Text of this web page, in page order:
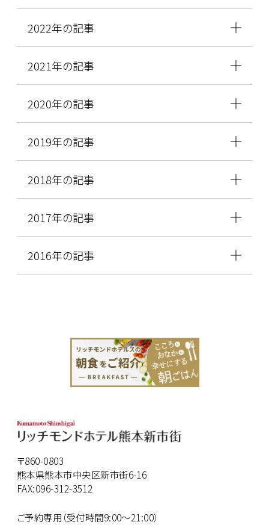
2022年の記事
2021年の記事
2020年の記事
2019年の記事
2018年の記事
2017年の記事
2016年の記事
〒860-0803
熊本県熊本市中央区新市街6-16
FAX:096-312-3512
ご予約専用（受付時間9:00～21:00）